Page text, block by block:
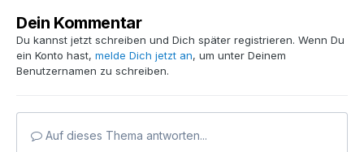
Dein Kommentar
Du kannst jetzt schreiben und Dich später registrieren. Wenn Du
ein Konto hast, melde Dich jetzt an, um unter Deinem
Benutzernamen zu schreiben.
Auf dieses Thema antworten...